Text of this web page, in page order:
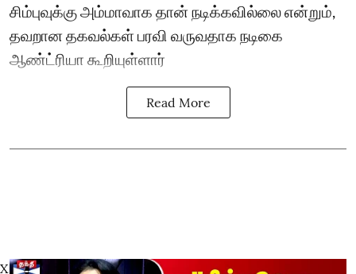
சிம்புவுக்கு அம்மாவாக தான் நடிக்கவில்லை என்றும்,
தவறான தகவல்கள் பரவி வருவதாக நடிகை
ஆண்ட்ரியா கூறியுள்ளார்
Read More
X